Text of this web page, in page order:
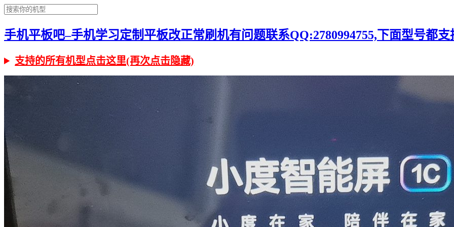
手机平板吧–手机学习定制平板改正常刷机有问题联系QQ:2780994755,下面型号都支
支持的所有机型点击这里(再次点击隐藏)